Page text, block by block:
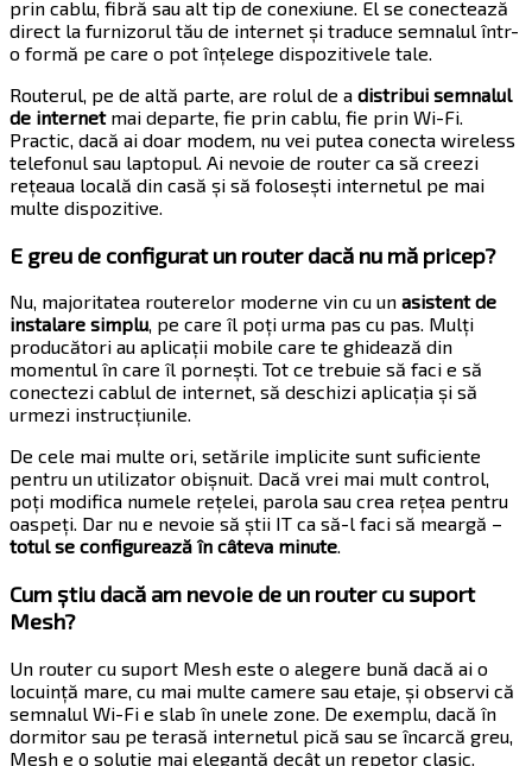
prin cablu, fibră sau alt tip de conexiune. El se conectează
direct la furnizorul tău de internet și traduce semnalul într-
o formă pe care o pot înțelege dispozitivele tale.
Routerul, pe de altă parte, are rolul de a distribui semnalul
de internetmai departe, fie prin cablu, fie prin Wi-Fi.
Practic, dacă ai doar modem, nu vei putea conecta wireless
telefonul sau laptopul. Ai nevoie de router ca să creezi
rețeaua locală din casă și să folosești internetul pe mai
multe dispozitive.
E greu de configurat un router dacă nu mă pricep?
Nu, majoritatea routerelor moderne vin cu un asistent de
instalare simplu, pe care îl poți urma pas cu pas. Mulți
producători au aplicații mobile care te ghidează din
momentul în care îl pornești. Tot ce trebuie să faci e să
conectezi cablul de internet, să deschizi aplicația și să
urmezi instrucțiunile.
De cele mai multe ori, setările implicite sunt suficiente
pentru un utilizator obișnuit. Dacă vrei mai mult control,
poți modifica numele rețelei, parola sau crea rețea pentru
oaspeți. Dar nu e nevoie să știi IT ca să-l faci să meargă –
totul se configurează în câteva minute.
Cum știu dacă am nevoie de un router cu suport
Mesh?
Un router cu suport Mesh este o alegere bună dacă ai o
locuință mare, cu mai multe camere sau etaje, și observi că
semnalul Wi-Fi e slab în unele zone. De exemplu, dacă în
dormitor sau pe terasă internetul pică sau se încarcă greu,
Mesh e o soluție mai elegantă decât un repetor clasic.